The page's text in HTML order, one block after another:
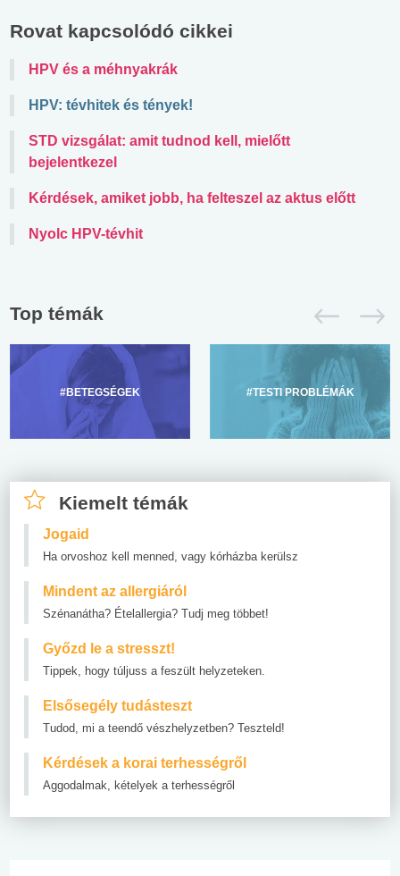
Rovat kapcsolódó cikkei
HPV és a méhnyakrák
HPV: tévhitek és tények!
STD vizsgálat: amit tudnod kell, mielőtt
bejelentkezel
Kérdések, amiket jobb, ha felteszel az aktus előtt
Nyolc HPV-tévhit
Top témák
#BETEGSÉGEK #TESTI PROBLÉMÁK
Kiemelt témák
Jogaid
Ha orvoshoz kell menned, vagy kórházba kerülsz
Mindent az allergiáról
Szénanátha? Ételallergia? Tudj meg többet!
Győzd le a stresszt!
Tippek, hogy túljuss a feszült helyzeteken.
Elsősegély tudásteszt
Tudod, mi a teendő vészhelyzetben? Teszteld!
Kérdések a korai terhességről
Aggodalmak, kételyek a terhességről